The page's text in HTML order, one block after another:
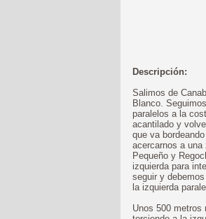
Descripción:
Salimos de
Blanco.
paralelos a la
acantilado y
que va
acercarnos a
Pequeño y
izquierda para
seguir y
la izquierda
Unos 500